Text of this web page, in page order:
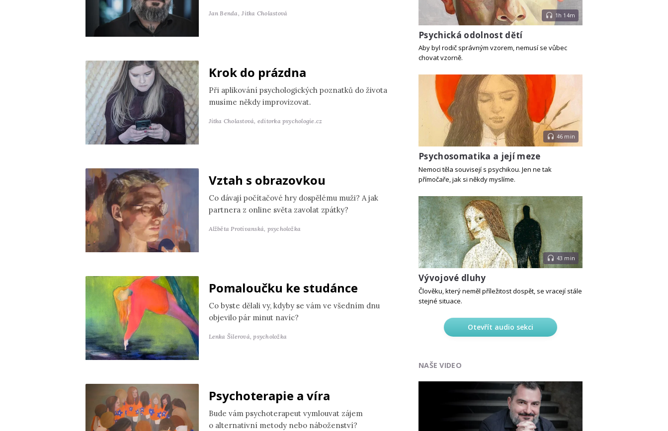
Jan Benda, Jitka Cholastová
Krok do prázdna
Při aplikování psychologických poznatků do života
musíme někdy improvizovat.
Jitka Cholastová, editorka psychologie.cz
Vztah s obrazovkou
Co dávají počítačové hry dospělému muži? A jak
partnera z online světa zavolat zpátky?
Alžběta Protivanská, psycholožka
Pomaloučku ke studánce
Co byste dělali vy, kdyby se vám ve všedním dnu
objevilo pár minut navíc?
Lenka Šilerová,psycholožka
Psychoterapie a víra
Bude vám psychoterapeut vymlouvat zájem
o alternativní metody nebo náboženství?
1h 14m
Psychická odolnost dětí
Aby byl rodič správným vzorem, nemusí se vůbec
chovat vzorně.
46 min
Psychosomatika a její meze
Nemoci těla souvisejí s psychikou. Jen ne tak
přímočaře, jak si někdy myslíme.
43 min
Vývojové dluhy
Člověku, který neměl příležitost dospět, se vracejí stále
stejné situace.
Otevřít audio sekci
NAŠE VIDEO